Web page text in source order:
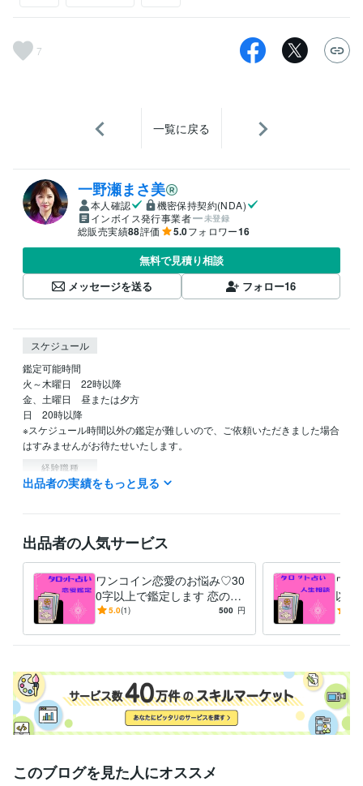
7
一覧に戻る
一野瀬まさ美
本人確認
機密保持契約(NDA)
インボイス発行事業者
未登録
総販売実績88評価 5.0フォロワー16
無料で見積り相談
メッセージを送る
フォロー16
スケジュール
鑑定可能時間
火～木曜日　22時以降
金、土曜日　昼または夕方
日　20時以降
※スケジュール時間以外の鑑定が難しいので、ご依頼いただきました場合
はすみませんがお待たせいたします。
経験職種
経営・マネジメント / 経営者・CEO・COO
受賞歴
調理師 取得年 : 2020年
日本化粧品検定1級 取得年 : 2021年
日本化粧品検定2級 取得年 : 2021年
ビジネス・クリエイティブツール
得意分野
占い タロットカード鑑定
占い ビジネス 仕事
出品者の実績をもっと見る
出品者の人気サービス
ワンコイン恋愛のお悩み♡30
0字以上で鑑定します 恋のこ
とならなんでもどうぞ♡タロ
5.0(1) 500 円
ワン
以上
生の
このブログを見た人にオススメ